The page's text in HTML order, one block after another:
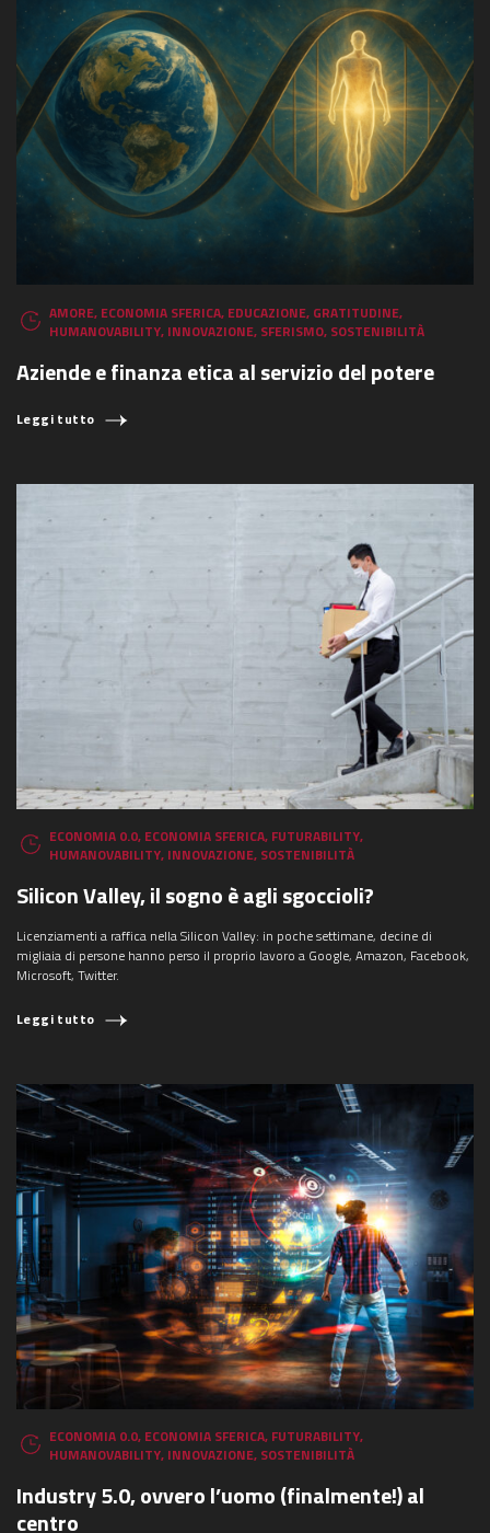
AMORE, ECONOMIA SFERICA, EDUCAZIONE, GRATITUDINE,
HUMANOVABILITY, INNOVAZIONE, SFERISMO, SOSTENIBILITÀ
Aziende e finanza etica al servizio del potere
Leggi tutto
ECONOMIA 0.0, ECONOMIA SFERICA, FUTURABILITY,
HUMANOVABILITY, INNOVAZIONE, SOSTENIBILITÀ
Silicon Valley, il sogno è agli sgoccioli?
Licenziamenti a raffica nella Silicon Valley: in poche settimane, decine di
migliaia di persone hanno perso il proprio lavoro a Google, Amazon, Facebook,
Microsoft, Twitter.
Leggi tutto
ECONOMIA 0.0, ECONOMIA SFERICA, FUTURABILITY,
HUMANOVABILITY, INNOVAZIONE, SOSTENIBILITÀ
Industry 5.0, ovvero l’uomo (finalmente!) al
centro
COSA STAI CERCANDO?